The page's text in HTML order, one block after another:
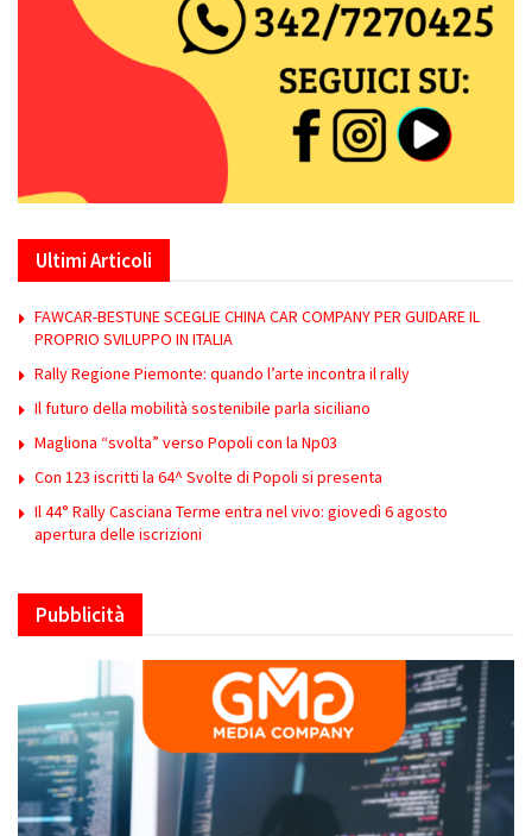
Ultimi Articoli
FAWCAR-BESTUNE SCEGLIE CHINA CAR COMPANY PER GUIDARE IL
PROPRIO SVILUPPO IN ITALIA
Rally Regione Piemonte: quando l’arte incontra il rally
Il futuro della mobilità sostenibile parla siciliano
Magliona “svolta” verso Popoli con la Np03
Con 123 iscritti la 64^ Svolte di Popoli si presenta
Il 44° Rally Casciana Terme entra nel vivo: giovedì 6 agosto
apertura delle iscrizioni
Pubblicità